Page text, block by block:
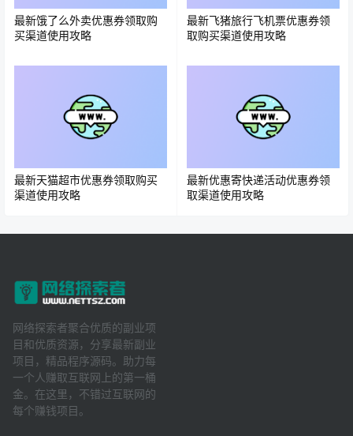
最新饿了么外卖优惠券领取购
买渠道使用攻略
最新飞猪旅行飞机票优惠券领
取购买渠道使用攻略
最新天猫超市优惠券领取购买
渠道使用攻略
最新优惠寄快递活动优惠券领
取渠道使用攻略
网络探索者聚合优质的副业项
目和优质资源，分享最新副业
项目，精品程序源码。助力每
一个人赚取互联网上的第一桶
金。在这里，不错过互联网的
每个赚钱项目。